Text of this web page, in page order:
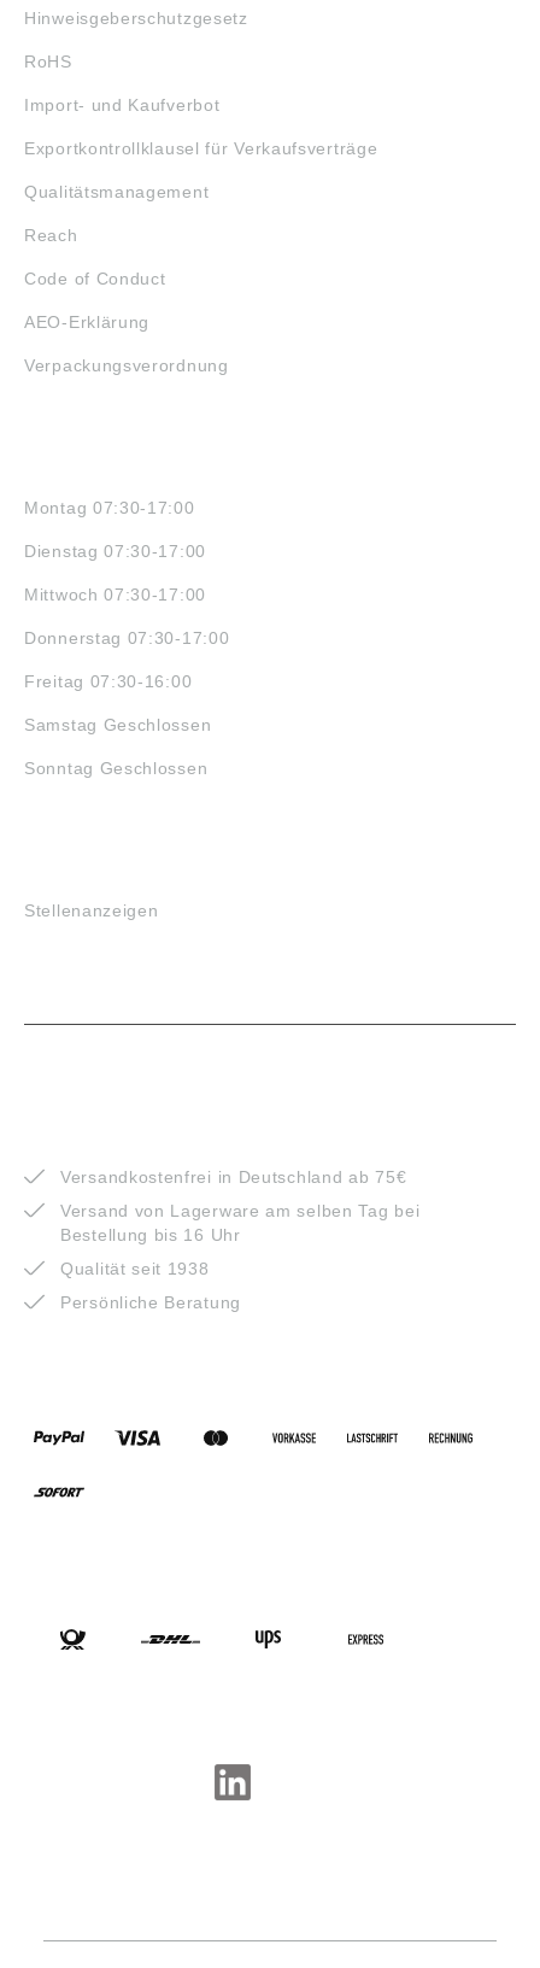
Hinweisgeberschutzgesetz
RoHS
Import- und Kaufverbot
Exportkontrollklausel für Verkaufsverträge
Qualitätsmanagement
Reach
Code of Conduct
AEO-Erklärung
Verpackungsverordnung
Montag 07:30-17:00
Dienstag 07:30-17:00
Mittwoch 07:30-17:00
Donnerstag 07:30-17:00
Freitag 07:30-16:00
Samstag Geschlossen
Sonntag Geschlossen
Stellenanzeigen
Versandkostenfrei in Deutschland ab 75€
Versand von Lagerware am selben Tag bei
Bestellung bis 16 Uhr
Qualität seit 1938
Persönliche Beratung